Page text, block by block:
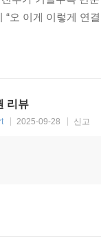
투가 커질수록 단
리뷰